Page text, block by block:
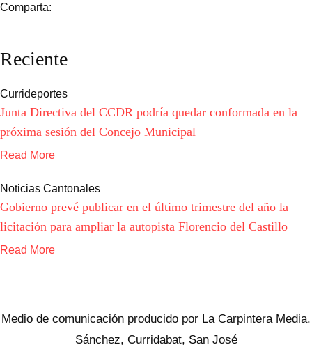
Comparta:
Reciente
Currideportes
Junta Directiva del CCDR podría quedar conformada en la
próxima sesión del Concejo Municipal
Read More
Noticias Cantonales
Gobierno prevé publicar en el último trimestre del año la
licitación para ampliar la autopista Florencio del Castillo
Read More
Medio de comunicación producido por La Carpintera Media.
Sánchez, Curridabat, San José